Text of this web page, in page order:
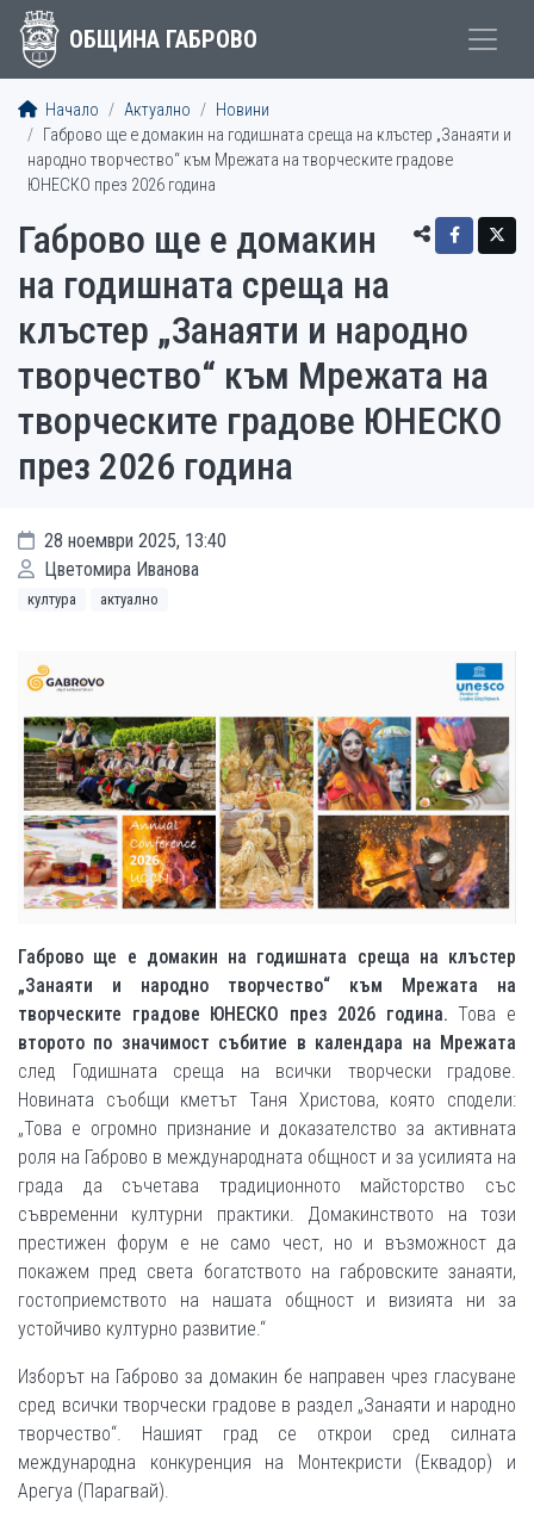
ОБЩИНА ГАБРОВО
Начало Актуално
Новини
Габрово ще е домакин на годишната среща на клъстер „Занаяти и
народно творчество“ към Мрежата на творческите градове
ЮНЕСКО през 2026 година
Габрово ще е домакин
на годишната среща на
клъстер „Занаяти и народно
творчество“ към Мрежата на
творческите градове ЮНЕСКО
през 2026 година
28 ноември 2025, 13:40
Цветомира Иванова
култура актуално
Габрово ще е домакин на годишната среща на клъстер
„Занаяти и народно творчество“ към Мрежата на
творческите градове ЮНЕСКО през 2026 година. Това е
второто по значимост събитие в календара на Мрежата
след Годишната среща на всички творчески градове.
Новината съобщи кметът Таня Христова, която сподели:
„Това е огромно признание и доказателство за активната
роля на Габрово в международната общност и за усилията на
града да съчетава традиционното майсторство със
съвременни културни практики. Домакинството на този
престижен форум е не само чест, но и възможност да
покажем пред света богатството на габровските занаяти,
гостоприемството на нашата общност и визията ни за
устойчиво културно развитие.“
Изборът на Габрово за домакин бе направен чрез гласуване
сред всички творчески градове в раздел „Занаяти и народно
творчество“. Нашият град се открои сред силната
международна конкуренция на Монтекристи (Еквадор) и
Арегуа (Парагвай).